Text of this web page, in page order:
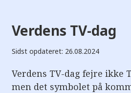
Verdens TV-dag
Sidst opdateret: 26.08.2024
Verdens TV-dag fejre ikke
men det symbolet på